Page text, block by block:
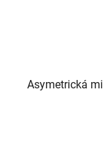
Asymetrická